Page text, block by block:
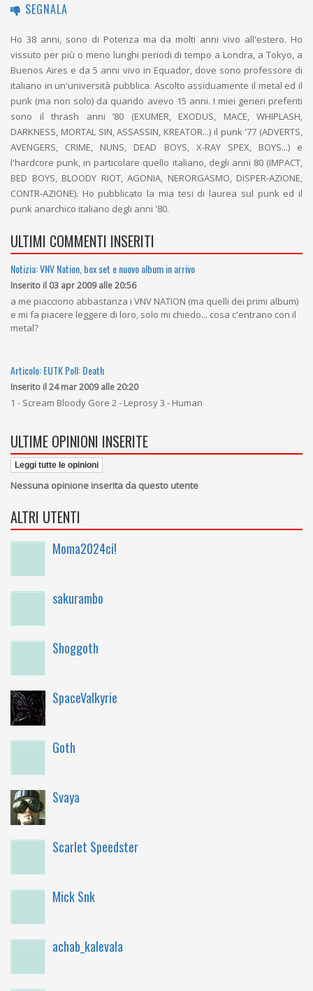
SEGNALA
Ho 38 anni, sono di Potenza ma da molti anni vivo all'estero. Ho
vissuto per più o meno lunghi periodi di tempo a Londra, a Tokyo, a
Buenos Aires e da 5 anni vivo in Equador, dove sono professore di
italiano in un'università pubblica. Ascolto assiduamente il metal ed il
punk (ma non solo) da quando avevo 15 anni. I miei generi preferiti
sono il thrash anni ’80 (EXUMER, EXODUS, MACE, WHIPLASH,
DARKNESS, MORTAL SIN, ASSASSIN, KREATOR...) il punk '77 (ADVERTS,
AVENGERS, CRIME, NUNS, DEAD BOYS, X-RAY SPEX, BOYS...) e
l'hardcore punk, in particolare quello italiano, degli anni 80 (IMPACT,
BED BOYS, BLOODY RIOT, AGONIA, NERORGASMO, DISPER-AZIONE,
CONTR-AZIONE). Ho pubblicato la mia tesi di laurea sul punk ed il
punk anarchico italiano degli anni '80.
ULTIMI COMMENTI INSERITI
Notizia: VNV Nation, box set e nuovo album in arrivo
Inserito il 03 apr 2009 alle 20:56
a me piacciono abbastanza i VNV NATION (ma quelli dei primi album)
e mi fa piacere leggere di loro, solo mi chiedo... cosa c'entrano con il
metal?
Articolo: EUTK Poll: Death
Inserito il 24 mar 2009 alle 20:20
1 - Scream Bloody Gore 2 - Leprosy 3 - Human
ULTIME OPINIONI INSERITE
Leggi tutte le opinioni
Nessuna opinione inserita da questo utente
ALTRI UTENTI
Moma2024ci!
sakurambo
Shoggoth
SpaceValkyrie
Goth
Svaya
Scarlet Speedster
Mick Snk
achab_kalevala